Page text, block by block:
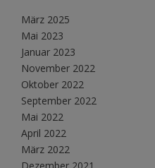
März 2025
Mai 2023
Januar 2023
November 2022
Oktober 2022
September 2022
Mai 2022
April 2022
März 2022